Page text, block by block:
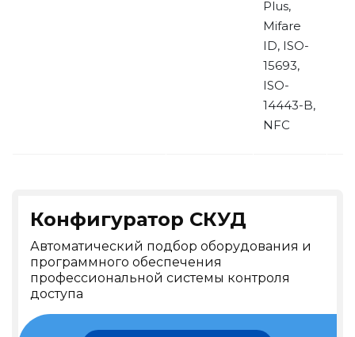
Plus,
Mifare
ID, ISO-
15693,
ISO-
14443-B,
NFC
Конфигуратор СКУД
Автоматический подбор оборудования и
программного обеспечения
профессиональной системы контроля
доступа